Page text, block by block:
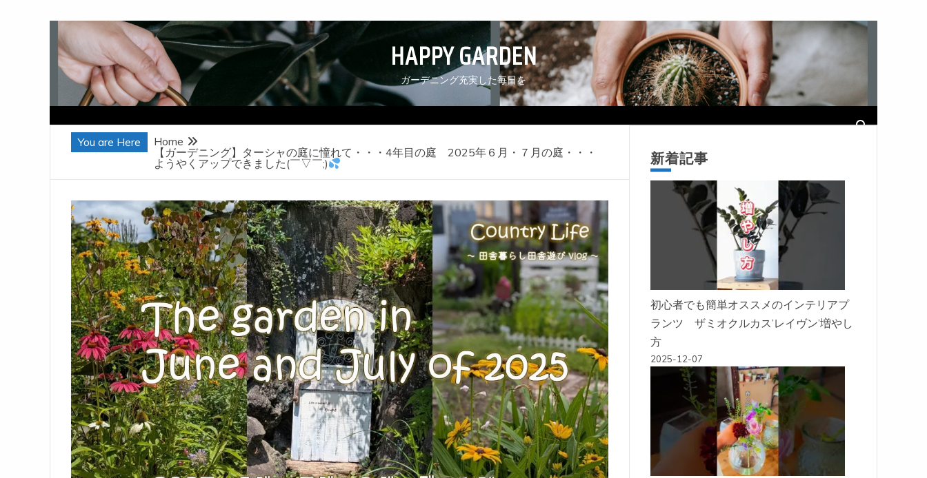
Skip
to
content
HAPPY GARDEN
ガーデニング充実した毎日を
You are Here
Home
【ガーデニング】ターシャの庭に憧れて・・・4年目の庭 2025年６月・７月の庭・・・
ようやくアップできました(￣▽￣;)
新着記事
初心者でも簡単オススメのインテリアプ
ランツ ザミオクルカス’レイヴン’増やし
方
2025-12-07